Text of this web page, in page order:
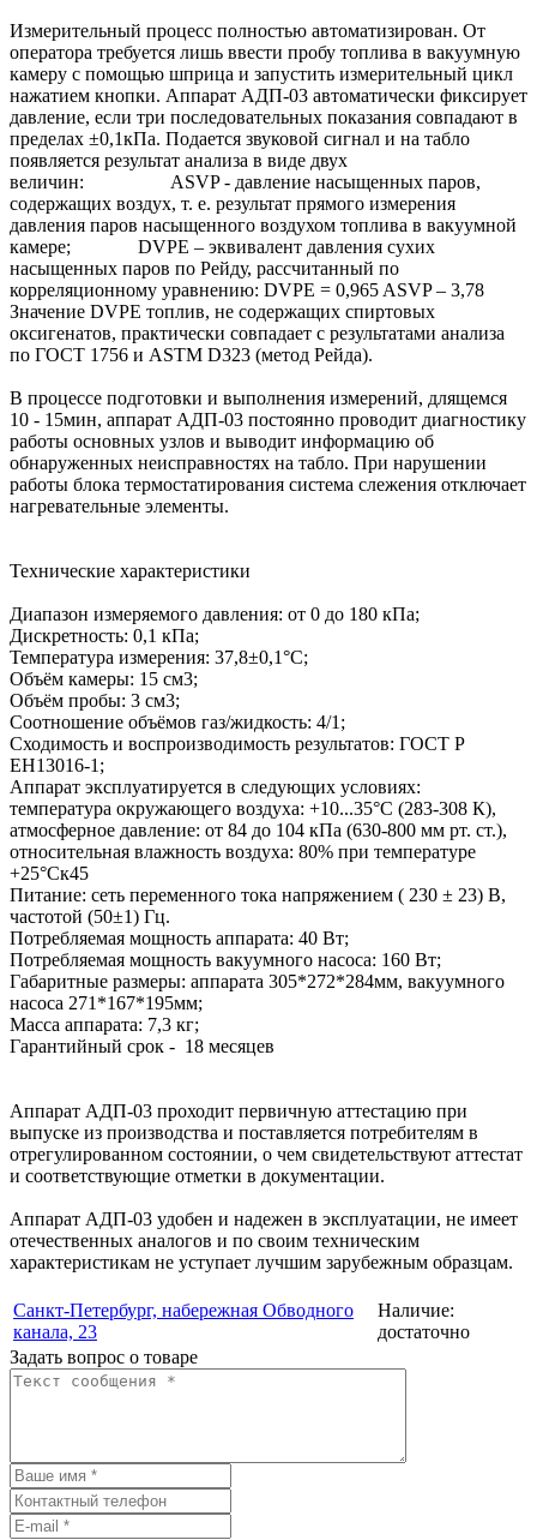
Измерительный процесс полностью автоматизирован. От
оператора требуется лишь ввести пробу топлива в вакуумную
камеру с помощью шприца и запустить измерительный цикл
нажатием кнопки. Аппарат АДП-03 автоматически фиксирует
давление, если три последовательных показания совпадают в
пределах ±0,1кПа. Подается звуковой сигнал и на табло
появляется результат анализа в виде двух
величин: ASVP - давление насыщенных паров,
содержащих воздух, т. е. результат прямого измерения
давления паров насыщенного воздухом топлива в вакуумной
камере; DVPE – эквивалент давления сухих
насыщенных паров по Рейду, рассчитанный по
корреляционному уравнению: DVPE = 0,965 ASVP – 3,78
Значение DVPE топлив, не содержащих спиртовых
оксигенатов, практически совпадает с результатами анализа
по ГОСТ 1756 и ASTM D323 (метод Рейда).
В процессе подготовки и выполнения измерений, длящемся
10 - 15мин, аппарат АДП-03 постоянно проводит диагностику
работы основных узлов и выводит информацию об
обнаруженных неисправностях на табло. При нарушении
работы блока термостатирования система слежения отключает
нагревательные элементы.
Технические характеристики
Диапазон измеряемого давления: от 0 до 180 кПа;
Дискретность: 0,1 кПа;
Температура измерения: 37,8±0,1°С;
Объём камеры: 15 см3;
Объём пробы: 3 см3;
Соотношение объёмов газ/жидкость: 4/1;
Сходимость и воспроизводимость результатов: ГОСТ Р
ЕН13016-1;
Аппарат эксплуатируется в следующих условиях:
температура окружающего воздуха: +10...35°С (283-308 К),
атмосферное давление: от 84 до 104 кПа (630-800 мм рт. ст.),
относительная влажность воздуха: 80% при температуре
+25°Ск45
Питание: сеть переменного тока напряжением ( 230 ± 23) В,
частотой (50±1) Гц.
Потребляемая мощность аппарата: 40 Вт;
Потребляемая мощность вакуумного насоса: 160 Вт;
Габаритные размеры: аппарата 305*272*284мм, вакуумного
насоса 271*167*195мм;
Масса аппарата: 7,3 кг;
Гарантийный срок - 18 месяцев
Аппарат АДП-03 проходит первичную аттестацию при
выпуске из производства и поставляется потребителям в
отрегулированном состоянии, о чем свидетельствуют аттестат
и соответствующие отметки в документации.
Аппарат АДП-03 удобен и надежен в эксплуатации, не имеет
отечественных аналогов и по своим техническим
характеристикам не уступает лучшим зарубежным образцам.
Санкт-Петербург, набережная Обводного
канала, 23
Наличие:
достаточно
Задать вопрос о товаре